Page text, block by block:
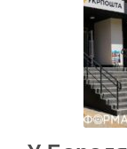
кухонне
Читати далі